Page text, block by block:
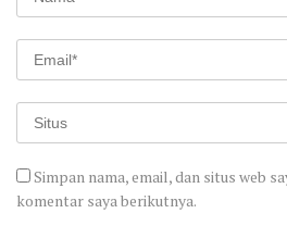
Simpan nama, email, dan situs web
komentar saya berikutnya.